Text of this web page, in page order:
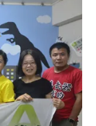
郭約過，這一
柔的問候，高
霾卻是第一次
的困擾。開
丁到台北，遇
及全情投入到
板戲的今天，